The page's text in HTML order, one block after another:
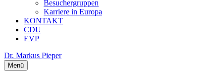
Besuchergruppen
Karriere in Europa
KONTAKT
CDU
EVP
Dr. Markus Pieper
Menü